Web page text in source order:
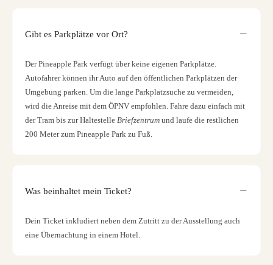
Gibt es Parkplätze vor Ort?
Der Pineapple Park verfügt über keine eigenen Parkplätze.
Autofahrer können ihr Auto auf den öffentlichen Parkplätzen der
Umgebung parken. Um die lange Parkplatzsuche zu vermeiden,
wird die Anreise mit dem ÖPNV empfohlen. Fahre dazu einfach mit
der Tram bis zur Haltestelle Briefzentrum und laufe die restlichen
200 Meter zum Pineapple Park zu Fuß.
Was beinhaltet mein Ticket?
Dein Ticket inkludiert neben dem Zutritt zu der Ausstellung auch
eine Übernachtung in einem Hotel.